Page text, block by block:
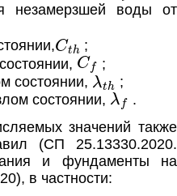
незамерзшей воды от
Ct
;
Cf
;
состоянии, λ t
;
состоянии,
λ f
.
значений также
(СП 25.13330.2020.
и фундаменты на
в частности: